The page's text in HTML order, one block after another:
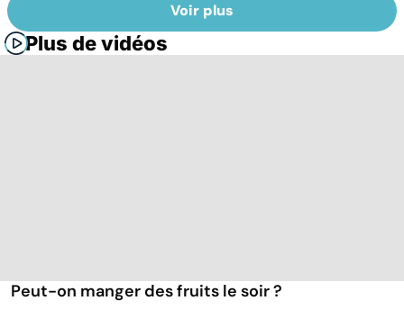
Voir plus
Plus de vidéos
Peut-on manger des fruits le soir ?